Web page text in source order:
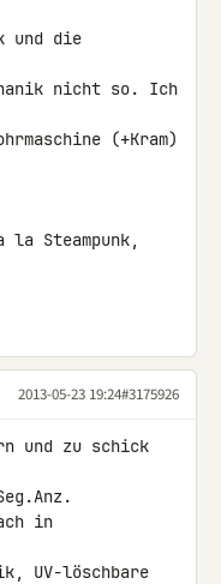
und die
nicht so. Ich
(+Kram)
la Steampunk,
2013-05-23 19:24#3175926
und zu schick
in
UV-löschbare